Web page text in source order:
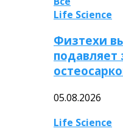
Life Science
Физтехи
подавляет
05.08.2026
Life Science